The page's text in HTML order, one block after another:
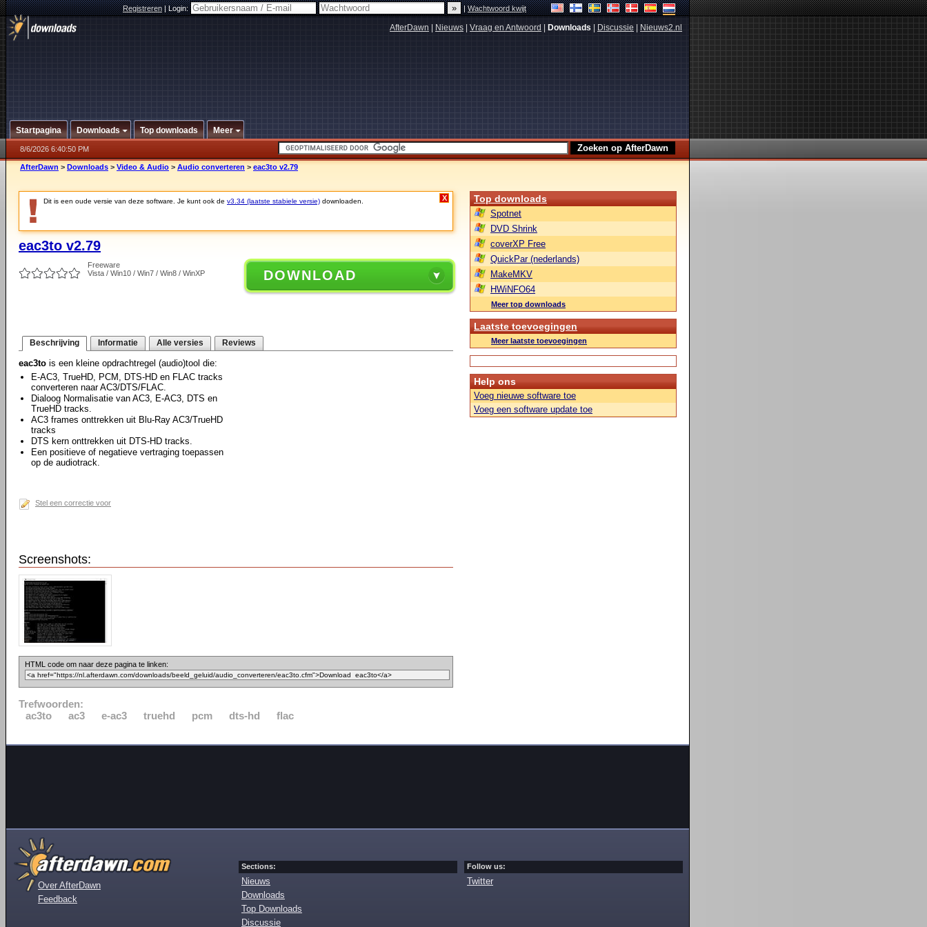
Registreren|Login: |Wachtwoord kwijt
AfterDawn Nieuws Vraag en Antwoord Downloads Discussie Nieuws2.nl
Startpagina Downloads Top downloads Meer
8/6/2026 6:40:50 PM
AfterDawn > Downloads > Video & Audio > Audio converteren > eac3to v2.79
Dit is een oude versie van deze software. Je kunt ook de v3.34 (laatste stabiele versie) downloaden. X
eac3to v2.79
Freeware
Vista / Win10 / Win7 / Win8 / WinXP
DOWNLOAD
Beschrijving Informatie Alle versies Reviews
eac3to is een kleine opdrachtregel (audio)tool die:
E-AC3, TrueHD, PCM, DTS-HD en FLAC tracks
converteren naar AC3/DTS/FLAC.
Dialoog Normalisatie van AC3, E-AC3, DTS en
TrueHD tracks.
AC3 frames onttrekken uit Blu-Ray AC3/TrueHD
tracks
DTS kern onttrekken uit DTS-HD tracks.
Een positieve of negatieve vertraging toepassen
op de audiotrack.
Stel een correctie voor
Screenshots:
HTML code om naar deze pagina te linken:
Trefwoorden:
ac3to
ac3 e-ac3 truehd pcm dts-hd flac
Top downloads
Spotnet
DVD Shrink
coverXP Free
QuickPar (nederlands)
MakeMKV
HWiNFO64
Meer top downloads
Laatste toevoegingen
Meer laatste toevoegingen
Help ons
Voeg nieuwe software toe
Voeg een software update toe
Over AfterDawn
Feedback
Sections:
Nieuws
Downloads
Top Downloads
Discussie
Follow us:
Twitter